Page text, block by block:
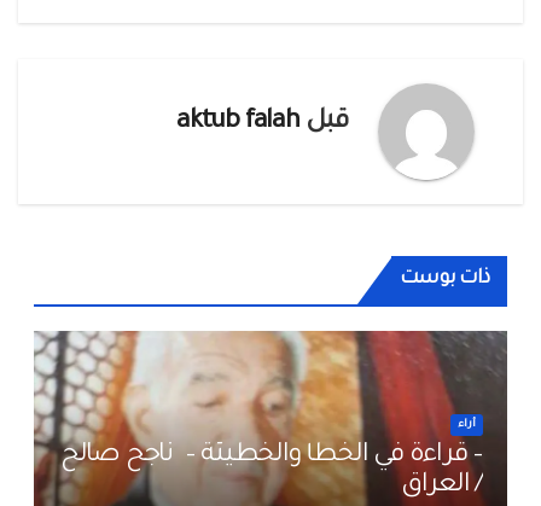
قبلaktub falah
ذات بوست
أراء
– قراءة في الخطأ والخطيئة – ناجح صالح
/ العراق